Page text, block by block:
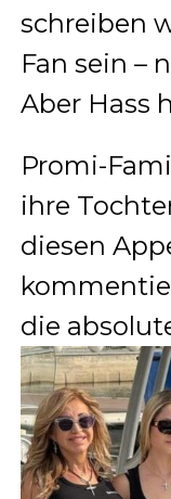
schreiben
Fan sein –
Aber Hass
Promi-
ihre
diesen
die